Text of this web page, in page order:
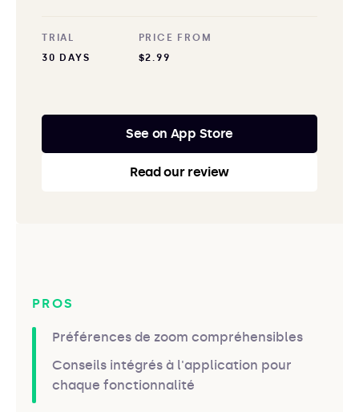
TRIAL
30 DAYS
PRICE FROM
$2.99
See on App Store
Read our review
PROS
Préférences de zoom compréhensibles
Conseils intégrés à l'application pour
chaque fonctionnalité